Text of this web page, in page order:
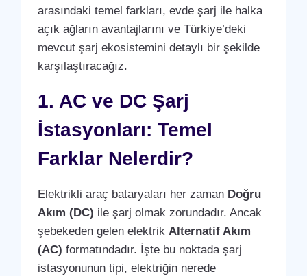
arasındaki temel farkları, evde şarj ile halka
açık ağların avantajlarını ve Türkiye’deki
mevcut şarj ekosistemini detaylı bir şekilde
karşılaştıracağız.
1. AC ve DC Şarj
İstasyonları: Temel
Farklar Nelerdir?
Elektrikli araç bataryaları her zaman Doğru
Akım (DC) ile şarj olmak zorundadır. Ancak
şebekeden gelen elektrik Alternatif Akım
(AC) formatındadır. İşte bu noktada şarj
istasyonunun tipi, elektriğin nerede